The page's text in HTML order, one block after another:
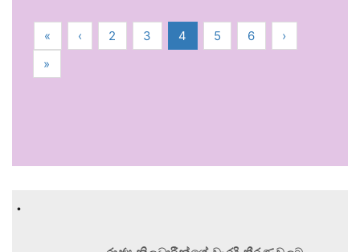
« ‹ 2 3 4 5 6
›
»
.